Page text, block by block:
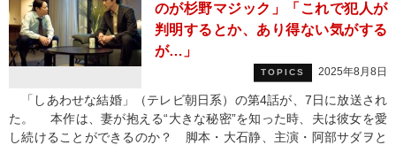
のが杉野マジック」「これで犯人が
判明するとか、あり得ない気がする
が…」
TOPICS 2025年8月8日
「しあわせな結婚」（テレビ朝日系）の第4話が、7日に放送され
た。 本作は、妻が抱える“大きな秘密”を知った時、夫は彼女を愛
し続けることができるのか？ 脚本・大石静、主演・阿部サダヲと